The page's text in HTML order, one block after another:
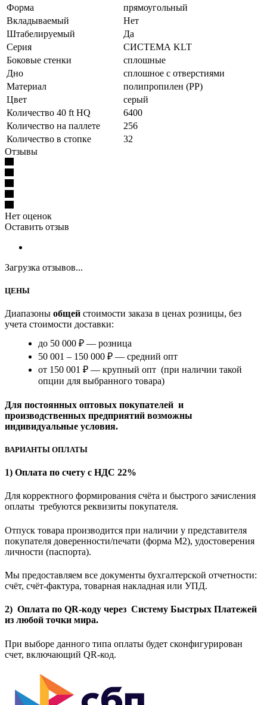
Форма
прямоугольный
Вкладываемый
Нет
Штабелируемый
Да
Серия
СИСТЕМА KLT
Боковые стенки
сплошные
Дно
сплошное с отверстиями
Материал
полипропилен (PP)
Цвет
серый
Количество 40 ft HQ
6400
Количество на паллете
256
Количество в стопке
32
Отзывы
Нет оценок
Оставить отзыв
Загрузка отзывов...
ЦЕНЫ
Диапазоны общей стоимости заказа в ценах розницы, без
учета стоимости доставки:
до 50 000 ₽ — розница
50 001 – 150 000 ₽ — средний опт
от 150 001 ₽ — крупный опт (при наличии такой
опции для выбранного товара)
Для постоянных оптовых покупателей и
производственных предприятий возможны
индивидуальные условия.
ВАРИАНТЫ ОПЛАТЫ
1) Оплата по счету с НДС 22%
Для корректного формирования счёта и быстрого зачисления
оплаты требуются реквизиты покупателя.
Отпуск товара производится при наличии у представителя
покупателя доверенности/печати (форма M2), удостоверения
личности (паспорта).
Мы предоставляем все документы бухгалтерской отчетности:
счёт, счёт-фактура, товарная накладная или УПД.
2) Оплата по QR-коду через Систему Быстрых Платежей
из любой точки мира.
При выборе данного типа оплаты будет сконфигурирован
счет, включающий QR-код.